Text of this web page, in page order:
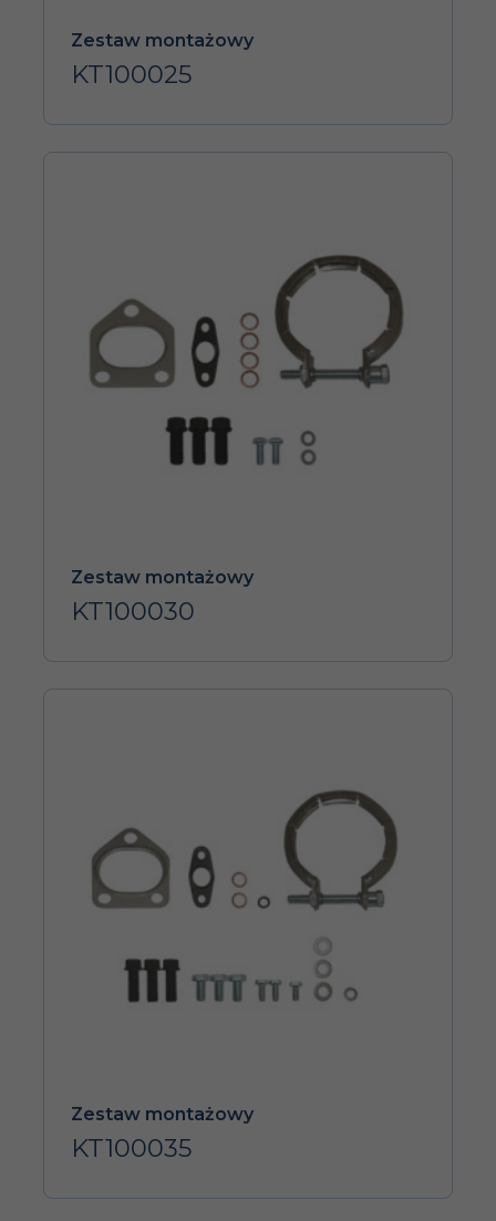
Zestaw montażowy
KT100025
Zestaw montażowy
KT100030
Zestaw montażowy
KT100035